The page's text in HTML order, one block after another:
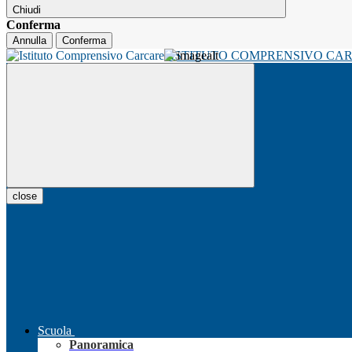
Chiudi
Conferma
Annulla Conferma
ISTITUTO COMPRENSIVO
close
Scuola
Panoramica